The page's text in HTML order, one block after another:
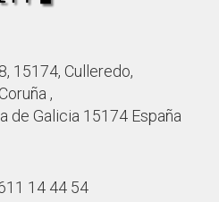
15174, Culleredo,
,
de Galicia 15174 España
14 44 54